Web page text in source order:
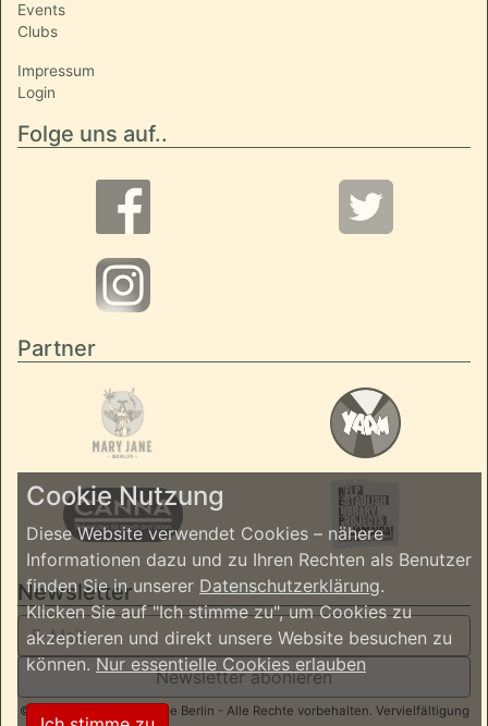
Events
Clubs
Impressum
Login
Folge uns auf..
Partner
Newsletter
Newsletter abonieren
© 2026 ReggaeInBerlin.de Berlin - Alle Rechte vorbehalten. Vervielfältigung
Cookie Nutzung
Diese Website verwendet Cookies – nähere
Informationen dazu und zu Ihren Rechten als Benutzer
finden Sie in unserer Datenschutzerklärung.
Klicken Sie auf "Ich stimme zu", um Cookies zu
akzeptieren und direkt unsere Website besuchen zu
können.Nur essentielle Cookies erlauben